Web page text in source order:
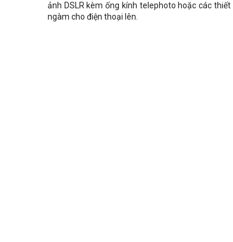
ảnh DSLR kèm ống kính telephoto hoặc các
ngàm cho điện thoại lên.